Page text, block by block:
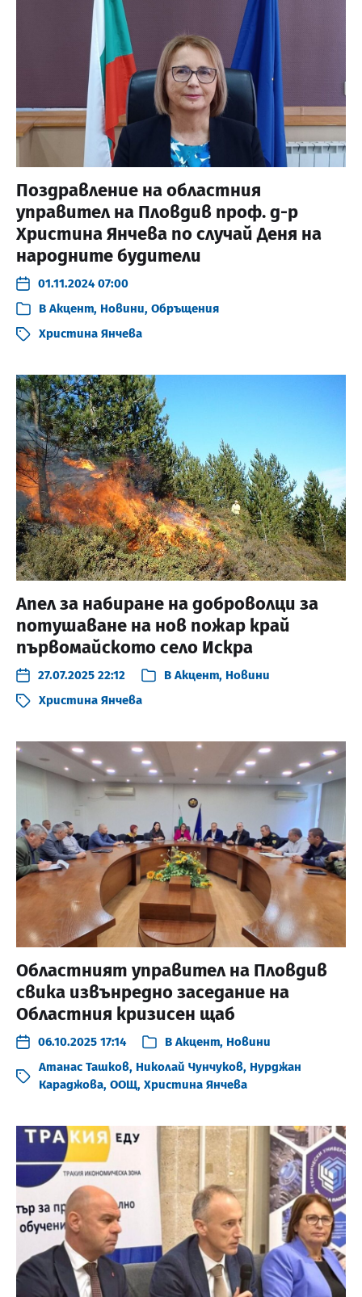
Поздравление на областния
управител на Пловдив проф. д-р
Христина Янчева по случай Деня на
народните будители
01.11.2024 07:00
В Акцент, Новини, Обръщения
Христина Янчева
Апел за набиране на доброволци за
потушаване на нов пожар край
първомайското село Искра
27.07.2025 22:12 В Акцент, Новини
Христина Янчева
Областният управител на Пловдив
свика извънредно заседание на
Областния кризисен щаб
06.10.2025 17:14 В Акцент, Новини
Атанас Ташков, Николай Чунчуков, Нурджан
Караджова, ООЩ, Христина Янчева